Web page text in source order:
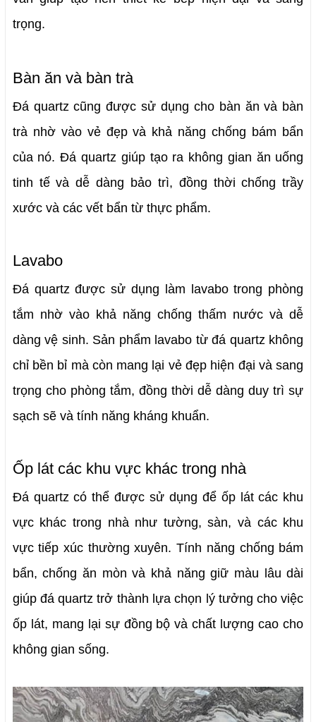
trọng.
Bàn ăn và bàn trà
Đá quartz cũng được sử dụng cho bàn ăn và bàn
trà nhờ vào vẻ đẹp và khả năng chống bám bẩn
của nó. Đá quartz giúp tạo ra không gian ăn uống
tinh tế và dễ dàng bảo trì, đồng thời chống trầy
xước và các vết bẩn từ thực phẩm.
Lavabo
Đá quartz được sử dụng làm lavabo trong phòng
tắm nhờ vào khả năng chống thấm nước và dễ
dàng vệ sinh. Sản phẩm lavabo từ đá quartz không
chỉ bền bỉ mà còn mang lại vẻ đẹp hiện đại và sang
trọng cho phòng tắm, đồng thời dễ dàng duy trì sự
sạch sẽ và tính năng kháng khuẩn.
Ốp lát các khu vực khác trong nhà
Đá quartz có thể được sử dụng để ốp lát các khu
vực khác trong nhà như tường, sàn, và các khu
vực tiếp xúc thường xuyên. Tính năng chống bám
bẩn, chống ăn mòn và khả năng giữ màu lâu dài
giúp đá quartz trở thành lựa chọn lý tưởng cho việc
ốp lát, mang lại sự đồng bộ và chất lượng cao cho
không gian sống.